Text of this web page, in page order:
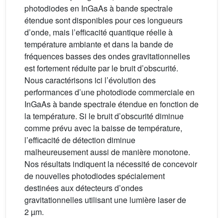
photodiodes en InGaAs à bande spectrale
étendue sont disponibles pour ces longueurs
d’onde, mais l’efficacité quantique réelle à
température ambiante et dans la bande de
fréquences basses des ondes gravitationnelles
est fortement réduite par le bruit d’obscurité.
Nous caractérisons ici l’évolution des
performances d’une photodiode commerciale en
InGaAs à bande spectrale étendue en fonction de
la température. Si le bruit d’obscurité diminue
comme prévu avec la baisse de température,
l’efficacité de détection diminue
malheureusement aussi de manière monotone.
Nos résultats indiquent la nécessité de concevoir
de nouvelles photodiodes spécialement
destinées aux détecteurs d’ondes
gravitationnelles utilisant une lumière laser de
2 µm.